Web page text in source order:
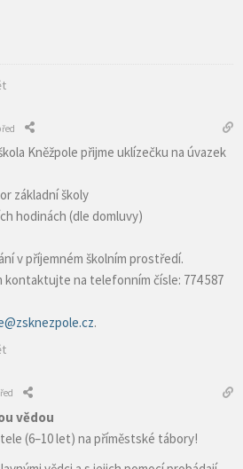
Kněžpole přijme uklízečku na úvazek
základní školy
hodinách (dle domluvy)
v příjemném školním prostředí.
kontaktujte na telefonním čísle: 774 587
.
vědou
(6–10 let) na příměstské tábory!